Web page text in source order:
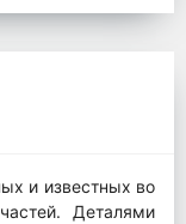
и известных во
Деталями